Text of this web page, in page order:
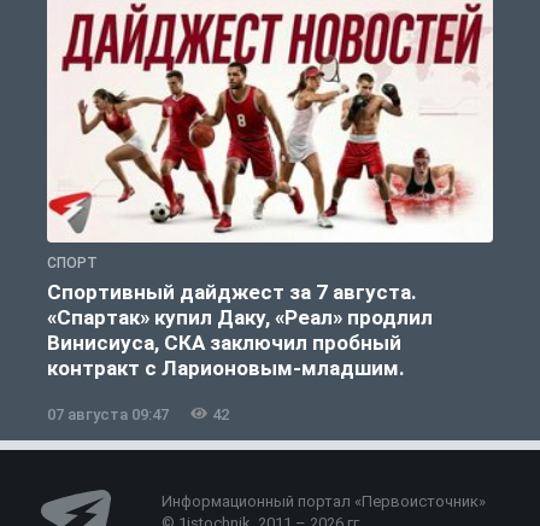
СПОРТ
Спортивный дайджест за 7 августа.
«Спартак» купил Даку, «Реал» продлил
Винисиуса, СКА заключил пробный
контракт с Ларионовым-младшим.
07 августа 09:47 42
Информационный портал «Первоисточник»